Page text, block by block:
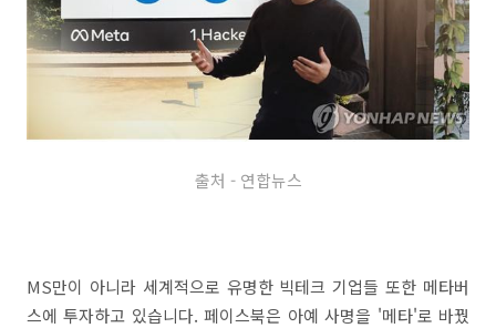
출처 - 연합뉴스
MS만이 아니라 세계적으로 유명한 빅테크 기업들 또한 메타버
스에 투자하고 있습니다. 페이스북은 아예 사명을 '메타'로 바꿨